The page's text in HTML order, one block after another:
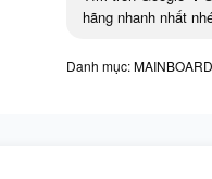
hãng nhanh nhất
Danh mục: